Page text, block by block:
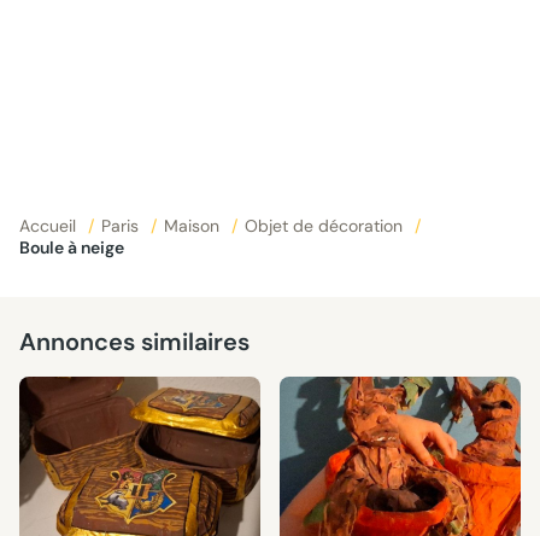
Accueil / Paris / Maison / Objet de décoration
/
Boule à neige
Annonces similaires